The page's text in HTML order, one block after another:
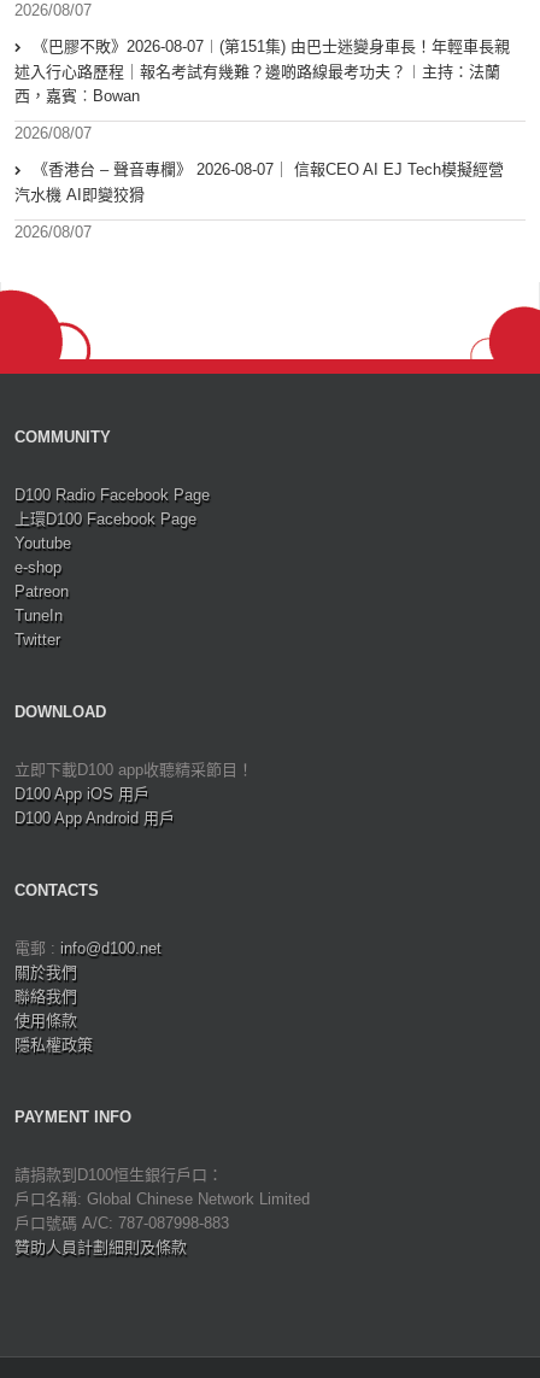
2026/08/07
《巴膠不敗》2026-08-07︱(第151集) 由巴士迷變身車長！年輕車長親
述入行心路歷程｜報名考試有幾難？邊啲路線最考功夫？︱主持：法蘭
西，嘉賓︰Bowan
2026/08/07
《香港台 – 聲音專欄》 2026-08-07｜ 信報CEO AI EJ Tech模擬經營
汽水機 AI即變狡猾
2026/08/07
COMMUNITY
D100 Radio Facebook Page
上環D100 Facebook Page
Youtube
e-shop
Patreon
TuneIn
Twitter
DOWNLOAD
立即下載D100 app收聽精采節目！
D100 App iOS 用戶
D100 App Android 用戶
CONTACTS
電郵 : info@d100.net
關於我們
聯絡我們
使用條款
隱私權政策
PAYMENT INFO
請捐款到D100恒生銀行戶口：
戶口名稱: Global Chinese Network Limited
戶口號碼 A/C: 787-087998-883
贊助人員計劃細則及條款